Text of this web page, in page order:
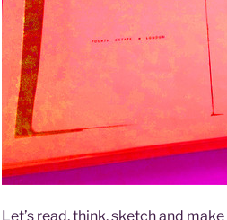
Let’s read, think, sketch and